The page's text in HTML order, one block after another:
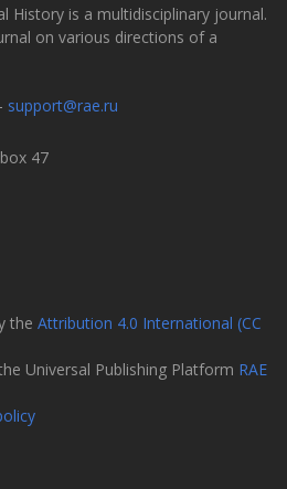
History is a multidisciplinary journal.
on various directions of a
support@rae.ru
47
the Attribution 4.0 International (CC
Universal Publishing Platform RAE